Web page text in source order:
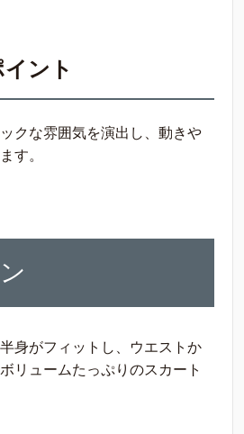
ント
クな雰囲気を演出し、動きや
す。
身がフィットし、ウエストか
リュームたっぷりのスカート